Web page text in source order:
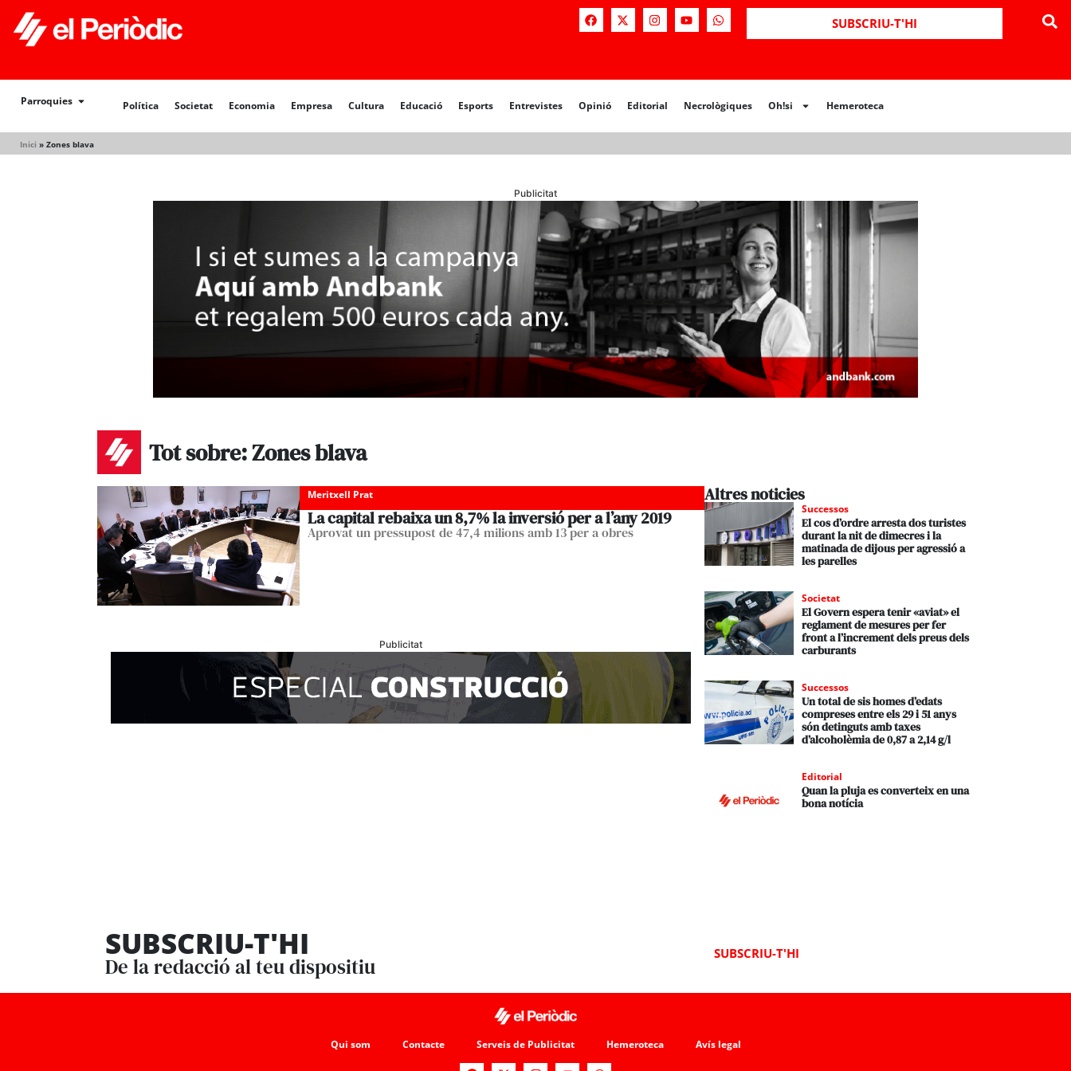
SUBSCRIU-T'HI
Parroquies Política Societat Economia Empresa Cultura Educació Esports Entrevistes Opinió Editorial Necrològiques Oh!si Hemeroteca
Inici » Zones blava
Política Societat Opinió Editorial Necrològiques Hemeroteca
Publicitat
Tot sobre: Zones blava
Meritxell Prat
La capital rebaixa un 8,7% la inversió per a l’any 2019
Aprovat un pressupost de 47,4 milions amb 13 per a obres
Publicitat
Altres noticies
Successos
El cos d’ordre arresta dos turistes
durant la nit de dimecres i la
matinada de dijous per agressió a
les parelles
Societat
El Govern espera tenir «aviat» el
reglament de mesures per fer
front a l’increment dels preus dels
carburants
Successos
Un total de sis homes d’edats
compreses entre els 29 i 51 anys
són detinguts amb taxes
d’alcoholèmia de 0,87 a 2,14 g/l
Editorial
Quan la pluja es converteix en una
bona notícia
SUBSCRIU-T'HI
De la redacció al teu dispositiu
SUBSCRIU-T'HI
Qui som Contacte Serveis de Publicitat Hemeroteca Avís legal